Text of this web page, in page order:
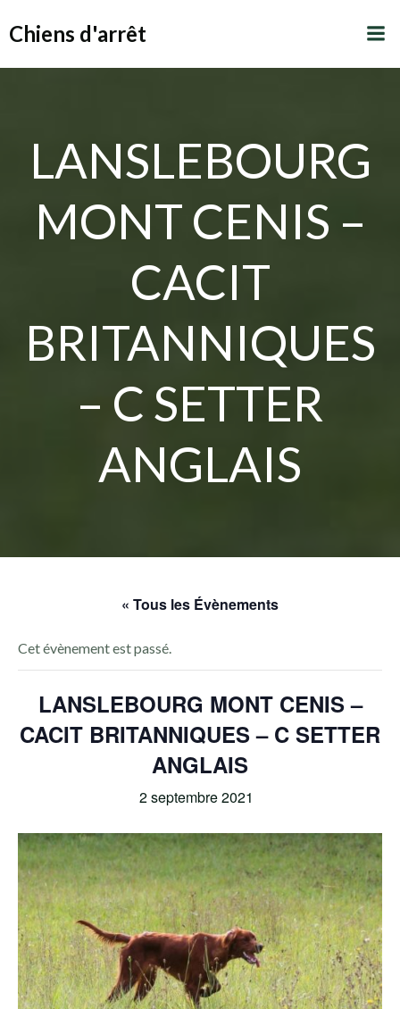
Chiens d'arrêt
LANSLEBOURG
MONT CENIS –
CACIT
BRITANNIQUES
– C SETTER
ANGLAIS
« Tous les Évènements
Cet évènement est passé.
LANSLEBOURG MONT CENIS –
CACIT BRITANNIQUES – C SETTER
ANGLAIS
2 septembre 2021